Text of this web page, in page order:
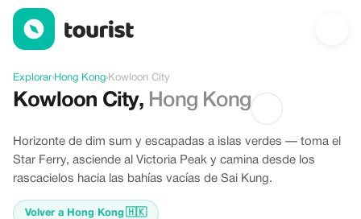
Descubre Kowloon City, Hong Kong
Explorar›Hong Kong›Kowloon City
Kowloon City, Hong Kong
Horizonte de dim sum y escapadas a islas verdes — toma el
Star Ferry, asciende al Victoria Peak y camina desde los
rascacielos hacia las bahías vacías de Sai Kung.
Volver a Hong Kong🇭🇰